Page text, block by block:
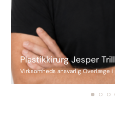
Plastikkirurg Jesper
Virksomheds ansvarlig Overlæge i